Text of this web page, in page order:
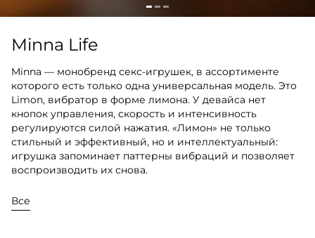
Minna Life
Minna — монобренд секс-игрушек, в ассортименте
которого есть только одна универсальная модель. Это
Limon, вибратор в форме лимона. У девайса нет
кнопок управления, скорость и интенсивность
регулируются силой нажатия. «Лимон» не только
стильный и эффективный, но и интеллектуальный:
игрушка запоминает паттерны вибраций и позволяет
воспроизводить их снова.
Все